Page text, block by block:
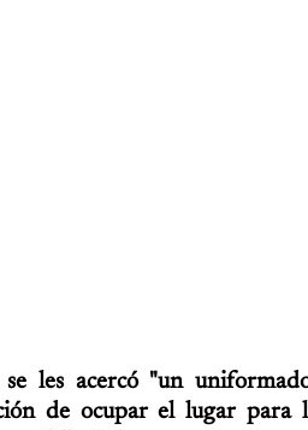
les acercó "un
de ocupar el lugar para